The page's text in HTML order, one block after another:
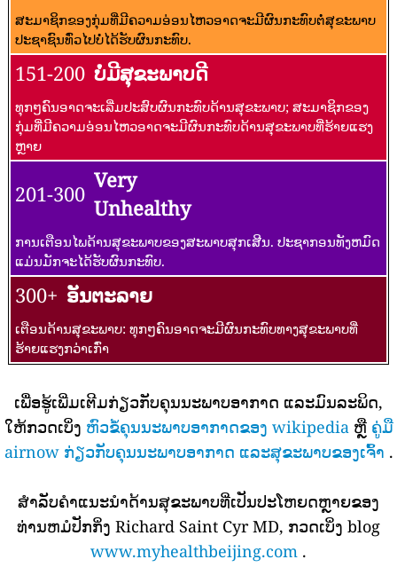
ສະມາຊິກຂອງກຸ່ມທີ່ມີຄວາມອ່ອນໄຫວອາດຈະມີຜົນກະທົບຕໍ່ສຸຂະພາບ
ປະຊາຊົນທົ່ວໄປບໍ່ໄດ້ຮັບຜົນກະທົບ.
151-200 ບໍ່ມີສຸຂະພາບດີ
ທຸກໆຄົນອາດຈະເລີ່ມປະສົບຜົນກະທົບດ້ານສຸຂະພາບ; ສະມາຊິກຂອງ
ກຸ່ມທີ່ມີຄວາມອ່ອນໄຫວອາດຈະມີຜົນກະທົບດ້ານສຸຂະພາບທີ່ຮ້າຍແຮງ
ຫຼາຍ
201-300
Very
Unhealthy
ການເຕືອນໄພດ້ານສຸຂະພາບຂອງສະພາບສຸກເສີນ. ປະຊາກອນທັງຫມົດ
ແມ່ນມັກຈະໄດ້ຮັບຜົນກະທົບ.
300+ ອັນຕະລາຍ
ເຕືອນດ້ານສຸຂະພາບ: ທຸກໆຄົນອາດຈະມີຜົນກະທົບທາງສຸຂະພາບທີ່
ຮ້າຍແຮງກວ່າເກົ່າ
ເພື່ອຮູ້ເພີ່ມເຕີມກ່ຽວກັບຄຸນນະພາບອາກາດ ແລະມົນລະພິດ,
ໃຫ້ກວດເບິ່ງ ຫົວຂໍ້ຄຸນນະພາບອາກາດຂອງ wikipediaຫຼື ຄູ່ມື
airnow ກ່ຽວກັບຄຸນນະພາບອາກາດ ແລະສຸຂະພາບຂອງເຈົ້າ .
ສໍາລັບຄໍາແນະນໍາດ້ານສຸຂະພາບທີ່ເປັນປະໂຫຍດຫຼາຍຂອງ
ທ່ານຫມໍປັກກິ່ງ Richard Saint Cyr MD, ກວດເບິ່ງ blog
www.myhealthbeijing.com .